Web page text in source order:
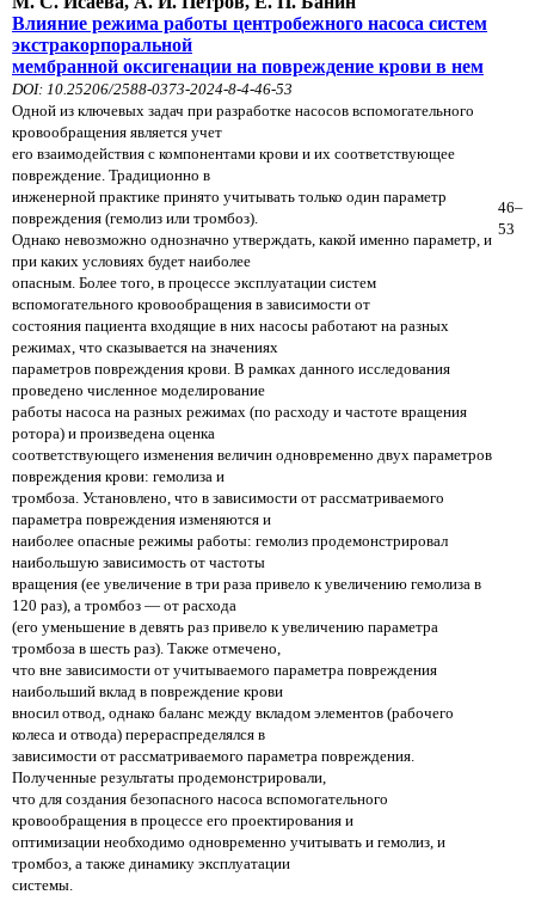
Влияние режима работы центробежного насоса систем
экстракорпоральной
мембранной оксигенации на повреждение крови в нем
DOI: 10.25206/2588-0373-2024-8-4-46-53
Одной из ключевых задач при разработке насосов вспомогательного
кровообращения является учет
его взаимодействия с компонентами крови и их соответствующее
повреждение. Традиционно в
инженерной практике принято учитывать только один параметр
повреждения (гемолиз или тромбоз).
Однако невозможно однозначно утверждать, какой именно параметр, и
при каких условиях будет наиболее
опасным. Более того, в процессе эксплуатации систем
вспомогательного кровообращения в зависимости от
состояния пациента входящие в них насосы работают на разных
режимах, что сказывается на значениях
параметров повреждения крови. В рамках данного исследования
проведено численное моделирование
работы насоса на разных режимах (по расходу и частоте вращения
ротора) и произведена оценка
соответствующего изменения величин одновременно двух параметров
повреждения крови: гемолиза и
тромбоза. Установлено, что в зависимости от рассматриваемого
параметра повреждения изменяются и
наиболее опасные режимы работы: гемолиз продемонстрировал
наибольшую зависимость от частоты
вращения (ее увеличение в три раза привело к увеличению гемолиза в
120 раз), а тромбоз — от расхода
(его уменьшение в девять раз привело к увеличению параметра
тромбоза в шесть раз). Также отмечено,
что вне зависимости от учитываемого параметра повреждения
наибольший вклад в повреждение крови
вносил отвод, однако баланс между вкладом элементов (рабочего
колеса и отвода) перераспределялся в
зависимости от рассматриваемого параметра повреждения.
Полученные результаты продемонстрировали,
что для создания безопасного насоса вспомогательного
кровообращения в процессе его проектирования и
оптимизации необходимо одновременно учитывать и гемолиз, и
тромбоз, а также динамику эксплуатации
системы.
46–
53